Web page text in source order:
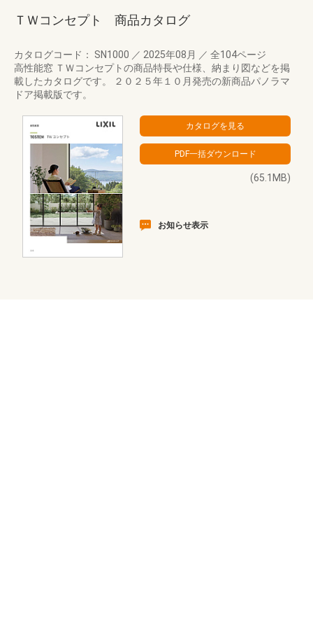
ＴＷコンセプト 商品カタログ
カタログコード： SN1000 ／ 2025年08月 ／ 全104ページ
高性能窓 ＴＷコンセプトの商品特長や仕様、納まり図などを掲
載したカタログです。 ２０２５年１０月発売の新商品パノラマ
ドア掲載版です。
(65.1MB)
お知らせ表示